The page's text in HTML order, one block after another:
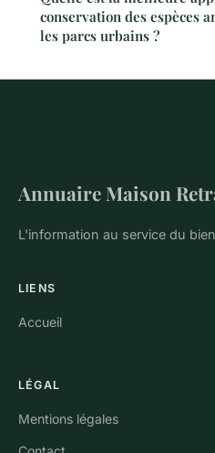
conservation des espèces
les parcs urbains ?
Annuaire Maison
L'information au service du
LIENS
Accueil
LÉGAL
Mentions légales